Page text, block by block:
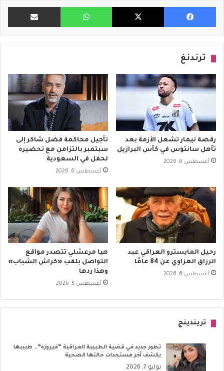
فيسبوك X واتساب مشاركة
ترندنغ
رقصة نيمار تشعل الأزمة بعد
تأهل سانتوس في كأس البرازيل
أغسطس 6, 2026
تأجيل محاكمة فضل شاكر إلى
سبتمبر بالتزامن مع تحضيره
لحفل في السعودية
أغسطس 6, 2026
رحيل المايسترو العراقي عبد
الرزاق العزاوي عن 84 عامًا
أغسطس 6, 2026
هيا مرعشلي تتصدر مواقع
التواصل بلقب «كراش الشباب»
وهذا ردها
أغسطس 5, 2026
تريندينج
تطور جديد في قضية الطبيبة العراقية “فيروزه”… طبيبها
يكشف آخر مستجدات حالتها الصحية
يوليو 7, 2026